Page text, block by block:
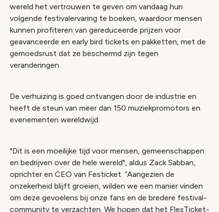
wereld het vertrouwen te geven om vandaag hun
volgende festivalervaring te boeken, waardoor mensen
kunnen profiteren van gereduceerde prijzen voor
geavanceerde en early bird tickets en pakketten, met de
gemoedsrust dat ze beschermd zijn tegen
veranderingen.
De verhuizing is goed ontvangen door de industrie en
heeft de steun van meer dan 150 muziekpromotors en
evenementen wereldwijd.
"Dit is een moeilijke tijd voor mensen, gemeenschappen
en bedrijven over de hele wereld", aldus Zack Sabban,
oprichter en CEO van Festicket. “Aangezien de
onzekerheid blijft groeien, wilden we een manier vinden
om deze gevoelens bij onze fans en de bredere festival-
community te verzachten. We hopen dat het FlexTicket-